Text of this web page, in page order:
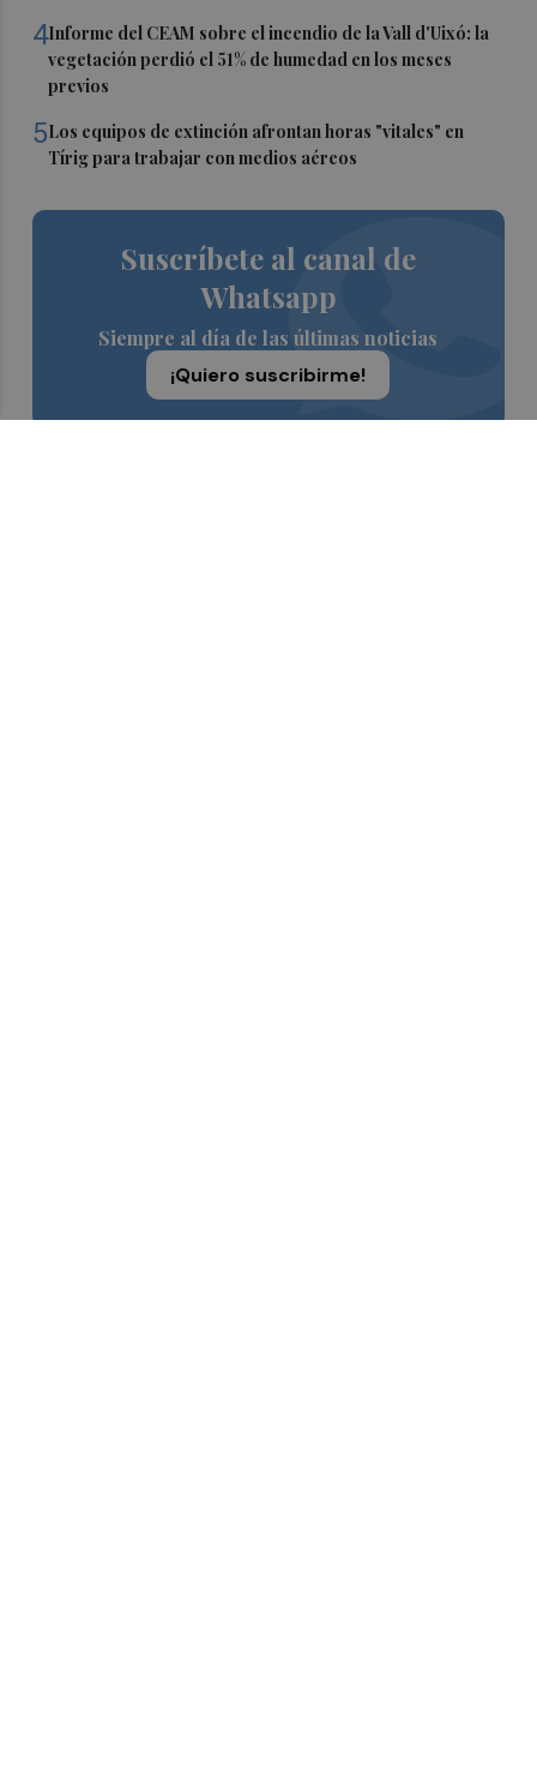
4Informe del CEAM sobre el incendio de la Vall d'Uixó: la
vegetación perdió el 51% de humedad en los meses
previos
5Los equipos de extinción afrontan horas "vitales" en
Tírig para trabajar con medios aéreos
Suscríbete al canal de
Whatsapp
Siempre al día de las últimas noticias
¡Quiero suscribirme!